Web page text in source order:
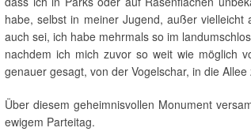
habe, selbst in meiner Jugend, außer
auch sei, ich habe mehrmals so im
nachdem ich mich zuvor so weit wie möglich
genauer gesagt, von der Vogelschar, in die
Über diesem geheimnisvollen Monument
ewigem Parteitag.